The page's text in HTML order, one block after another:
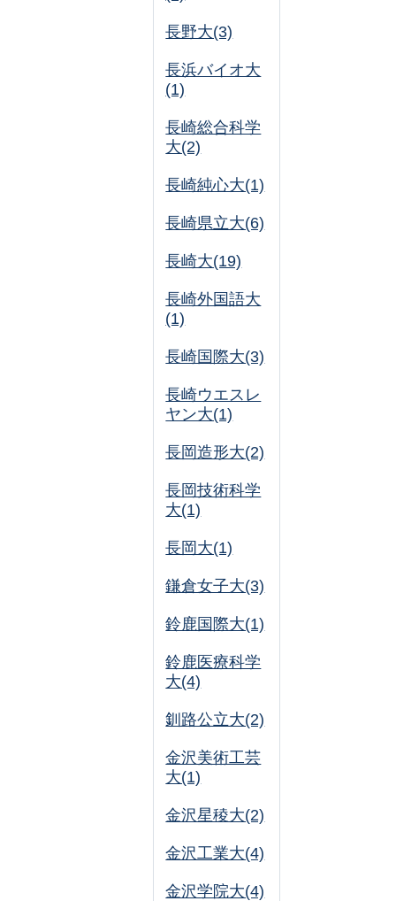
長野大(3)
長浜バイオ大
(1)
長崎総合科学
大(2)
長崎純心大(1)
長崎県立大(6)
長崎大(19)
長崎外国語大
(1)
長崎国際大(3)
長崎ウエスレ
ヤン大(1)
長岡造形大(2)
長岡技術科学
大(1)
長岡大(1)
鎌倉女子大(3)
鈴鹿国際大(1)
鈴鹿医療科学
大(4)
釧路公立大(2)
金沢美術工芸
大(1)
金沢星稜大(2)
金沢工業大(4)
金沢学院大(4)